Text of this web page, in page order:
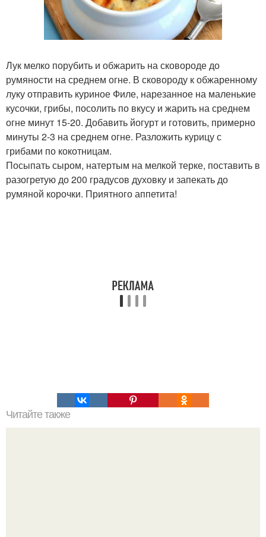
Лук мелко порубить и обжарить на сковороде до
румяности на среднем огне. В сковороду к обжаренному
луку отправить куриное Филе, нарезанное на маленькие
кусочки, грибы, посолить по вкусу и жарить на среднем
огне минут 15-20. Добавить йогурт и готовить, примерно
минуты 2-3 на среднем огне. Разложить курицу с
грибами по кокотницам.
Посыпать сыром, натертым на мелкой терке, поставить в
разогретую до 200 градусов духовку и запекать до
румяной корочки. Приятного аппетита!
Читайте также